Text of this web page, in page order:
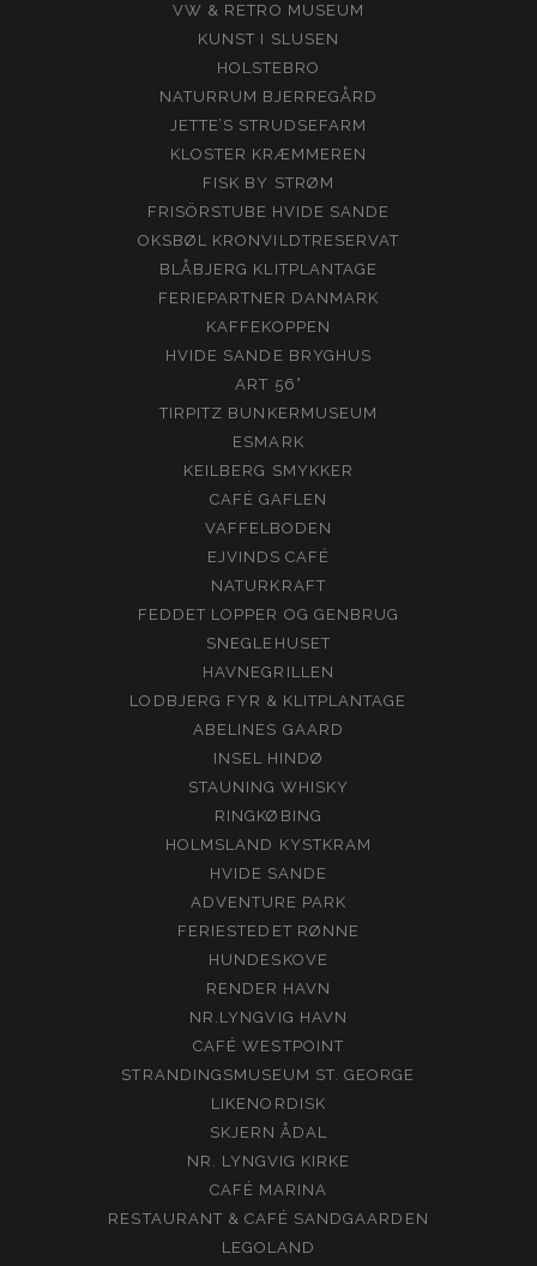
VW & RETRO MUSEUM
KUNST I SLUSEN
HOLSTEBRO
NATURRUM BJERREGÅRD
JETTE’S STRUDSEFARM
KLOSTER KRÆMMEREN
FISK BY STRØM
FRISÖRSTUBE HVIDE SANDE
OKSBØL KRONVILDTRESERVAT
BLÅBJERG KLITPLANTAGE
FERIEPARTNER DANMARK
KAFFEKOPPEN
HVIDE SANDE BRYGHUS
ART 56°
TIRPITZ BUNKERMUSEUM
ESMARK
KEILBERG SMYKKER
CAFÉ GAFLEN
VAFFELBODEN
EJVINDS CAFÉ
NATURKRAFT
FEDDET LOPPER OG GENBRUG
SNEGLEHUSET
HAVNEGRILLEN
LODBJERG FYR & KLITPLANTAGE
ABELINES GAARD
INSEL HINDØ
STAUNING WHISKY
RINGKØBING
HOLMSLAND KYSTKRAM
HVIDE SANDE
ADVENTURE PARK
FERIESTEDET RØNNE
HUNDESKOVE
RENDER HAVN
NR.LYNGVIG HAVN
CAFÉ WESTPOINT
STRANDINGSMUSEUM ST. GEORGE
LIKENORDISK
SKJERN ÅDAL
NR. LYNGVIG KIRKE
CAFÉ MARINA
RESTAURANT & CAFÉ SANDGAARDEN
LEGOLAND